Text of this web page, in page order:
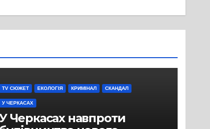
TV СЮЖЕТ ЕКОЛОГІЯ КРИМІНАЛ СКАНДАЛ
У ЧЕРКАСАХ
Черкасах навпроти